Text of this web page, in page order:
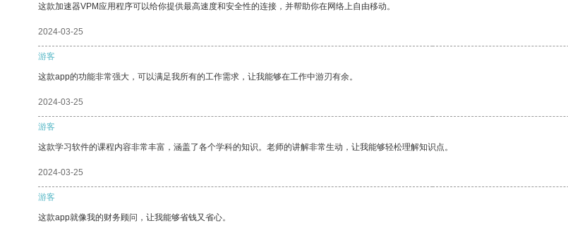
这款加速器VPM应用程序可以给你提供最高速度和安全性的连接，并帮助你在网络上自由移动。
2024-03-25
游客
这款app的功能非常强大，可以满足我所有的工作需求，让我能够在工作中游刃有余。
2024-03-25
游客
这款学习软件的课程内容非常丰富，涵盖了各个学科的知识。老师的讲解非常生动，让我能够轻松理解知识点。
2024-03-25
游客
这款app就像我的财务顾问，让我能够省钱又省心。